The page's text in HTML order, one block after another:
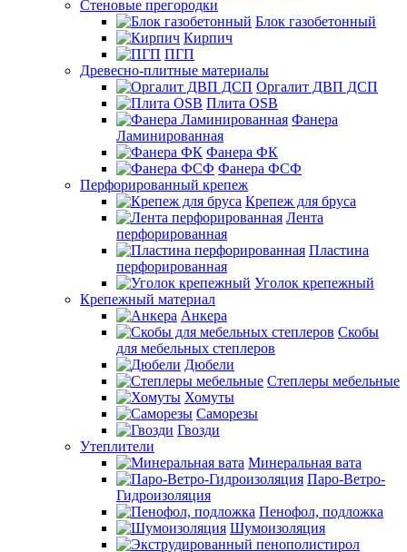
Стеновые прегородки
Блок газобетонный
Кирпич
ПГП
Древесно-плитные материалы
Оргалит ДВП ДСП
Плита OSB
Фанера
Ламинированная
Фанера ФК
Фанера ФСФ
Перфорированный крепеж
Крепеж для бруса
Лента
перфорированная
Пластина
перфорированная
Уголок крепежный
Крепежный материал
Анкера
Скобы
для мебельных степлеров
Дюбели
Степлеры мебельные
Хомуты
Саморезы
Гвозди
Утеплители
Минеральная вата
Паро-Ветро-
Гидроизоляция
Пенофол, подложка
Шумоизоляция